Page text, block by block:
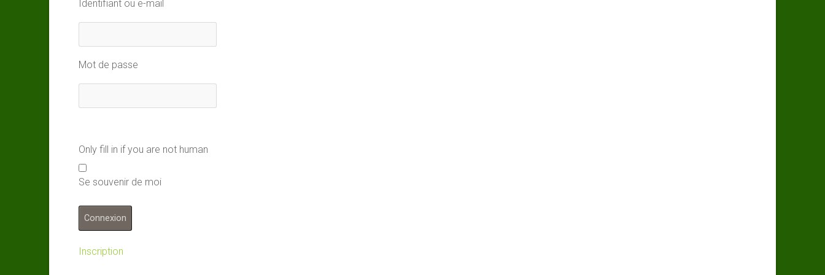
Identifiant ou e-mail
Mot de passe
Only fill in if you are not human
Se souvenir de moi
Inscription